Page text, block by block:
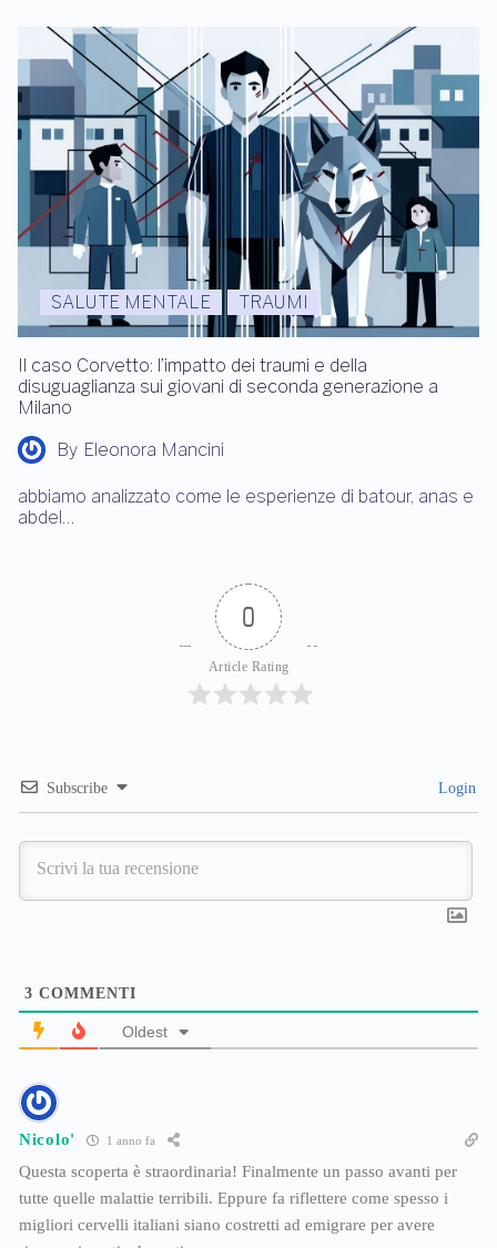
SALUTE MENTALE TRAUMI
Il caso Corvetto: l’impatto dei traumi e della
disuguaglianza sui giovani di seconda generazione a
Milano
By Eleonora Mancini
abbiamo analizzato come le esperienze di batour, anas e
abdel…
0
Article Rating
Subscribe Login
3 COMMENTI
Oldest
Nicolo' 1 anno fa
Questa scoperta è straordinaria! Finalmente un passo avanti per
tutte quelle malattie terribili. Eppure fa riflettere come spesso i
migliori cervelli italiani siano costretti ad emigrare per avere